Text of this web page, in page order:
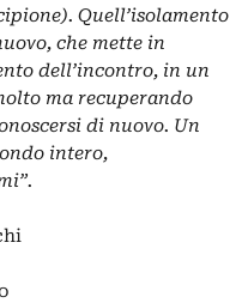
Quell’isolamento
che mette in
dell’incontro, in un
ma recuperando
di nuovo. Un
intero,